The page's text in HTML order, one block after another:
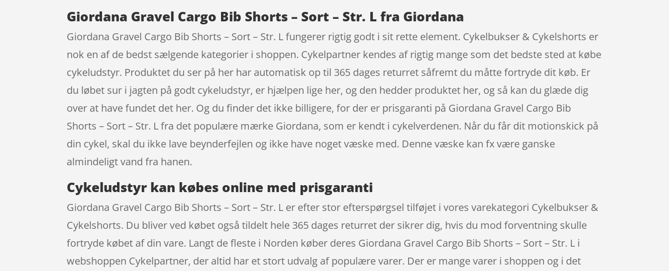
Giordana Gravel Cargo Bib Shorts – Sort – Str. L fra Giordana
Giordana Gravel Cargo Bib Shorts – Sort – Str. L fungerer rigtig godt i sit rette element. Cykelbukser & Cykelshorts er
nok en af de bedst sælgende kategorier i shoppen. Cykelpartner kendes af rigtig mange som det bedste sted at købe
cykeludstyr. Produktet du ser på her har automatisk op til 365 dages returret såfremt du måtte fortryde dit køb. Er
du løbet sur i jagten på godt cykeludstyr, er hjælpen lige her, og den hedder produktet her, og så kan du glæde dig
over at have fundet det her. Og du finder det ikke billigere, for der er prisgaranti på Giordana Gravel Cargo Bib
Shorts – Sort – Str. L fra det populære mærke Giordana, som er kendt i cykelverdenen. Når du får dit motionskick på
din cykel, skal du ikke lave beynderfejlen og ikke have noget væske med. Denne væske kan fx være ganske
almindeligt vand fra hanen.
Cykeludstyr kan købes online med prisgaranti
Giordana Gravel Cargo Bib Shorts – Sort – Str. L er efter stor efterspørgsel tilføjet i vores varekategori Cykelbukser &
Cykelshorts. Du bliver ved købet også tildelt hele 365 dages returret der sikrer dig, hvis du mod forventning skulle
fortryde købet af din vare. Langt de fleste i Norden køber deres Giordana Gravel Cargo Bib Shorts – Sort – Str. L i
webshoppen Cykelpartner, der altid har et stort udvalg af populære varer. Der er mange varer i shoppen og i det